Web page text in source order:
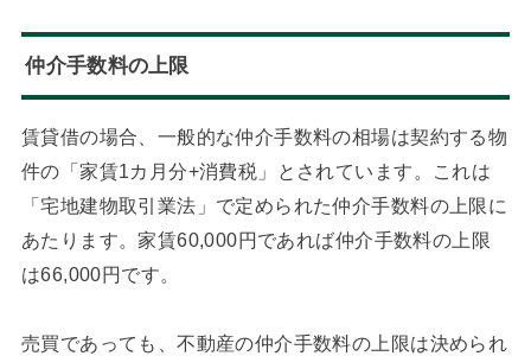
仲介手数料の上限
賃貸借の場合、一般的な仲介手数料の相場は契約する物
件の「家賃1カ月分+消費税」とされています。これは
「宅地建物取引業法」で定められた仲介手数料の上限に
あたります。家賃60,000円であれば仲介手数料の上限
は66,000円です。
売買であっても、不動産の仲介手数料の上限は決められ